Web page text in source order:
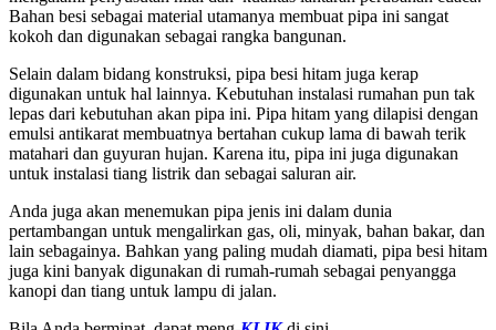
Bahan besi sebagai material utamanya membuat pipa ini sangat
kokoh dan digunakan sebagai rangka bangunan.
Selain dalam bidang konstruksi, pipa besi hitam juga kerap
digunakan untuk hal lainnya. Kebutuhan instalasi rumahan pun tak
lepas dari kebutuhan akan pipa ini. Pipa hitam yang dilapisi dengan
emulsi antikarat membuatnya bertahan cukup lama di bawah terik
matahari dan guyuran hujan. Karena itu, pipa ini juga digunakan
untuk instalasi tiang listrik dan sebagai saluran air.
Anda juga akan menemukan pipa jenis ini dalam dunia
pertambangan untuk mengalirkan gas, oli, minyak, bahan bakar, dan
lain sebagainya. Bahkan yang paling mudah diamati, pipa besi hitam
juga kini banyak digunakan di rumah-rumah sebagai penyangga
kanopi dan tiang untuk lampu di jalan.